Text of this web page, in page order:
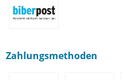
Zahlungsmethoden